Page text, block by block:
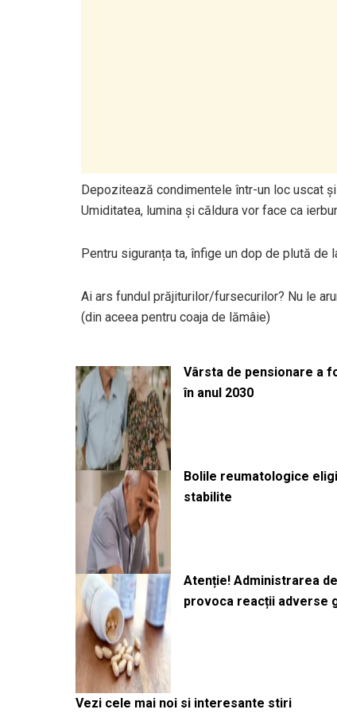
Depozitează condimentele într-un loc uscat
Umiditatea, lumina și căldura vor face ca
Pentru siguranța ta, înfige un dop de plută de
Ai ars fundul prăjiturilor/fursecurilor? Nu le
(din aceea pentru coaja de lămâie)
Vârsta de pensionare a
în anul 2030
Bolile reumatologice
stabilite
Atenție! Administrarea
provoca reacții adverse
Vezi cele mai noi si interesante stiri